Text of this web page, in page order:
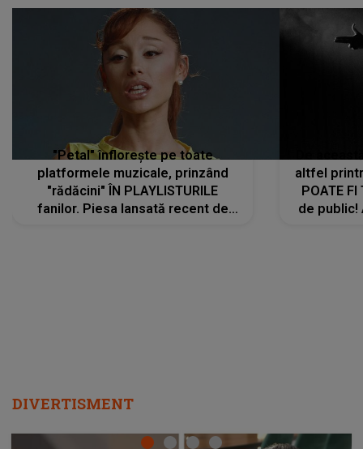
"Petal" înflorește pe toate
platformele muzicale, prinzând
"rădăcini" ÎN PLAYLISTURILE
fanilor. Piesa lansată recent de
altfel
POATE FI
de public!
DIVERTISMENT